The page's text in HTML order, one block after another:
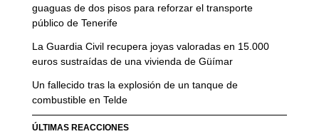
guaguas de dos pisos para reforzar el transporte
público de Tenerife
La Guardia Civil recupera joyas valoradas en 15.000
euros sustraídas de una vivienda de Güímar
Un fallecido tras la explosión de un tanque de
combustible en Telde
ÚLTIMAS REACCIONES